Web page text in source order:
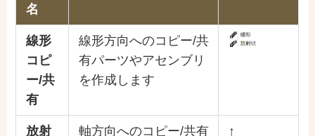
名
線形
コピ
ー/共
有
線形方向へのコピー/共
有パーツやアセンブリ
を作成します
放射
軸方向へのコピー/共有
↑